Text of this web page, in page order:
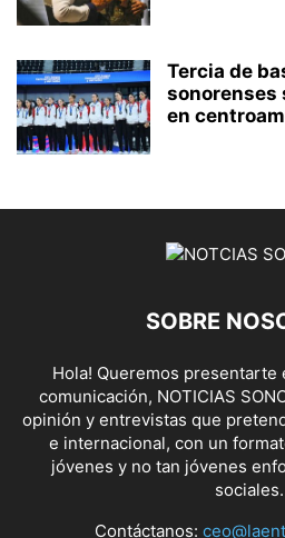
Tercia de
sonorenses
en
SOBRE
Hola! Queremos presentarte
comunicación, NOTICIAS
opinión y entrevistas que
e internacional, con un
jóvenes y no tan jóvenes
sociales.
Contáctanos: